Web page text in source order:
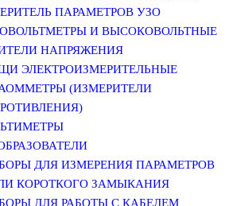
ПАРАМЕТРОВ УЗО
И ВЫСОКОВОЛЬТНЫЕ
НАПРЯЖЕНИЯ
ЭЛЕКТРОИЗМЕРИТЕЛЬНЫЕ
(ИЗМЕРИТЕЛИ
ДЛЯ ИЗМЕРЕНИЯ ПАРАМЕТРОВ
КОРОТКОГО ЗАМЫКАНИЯ
ДЛЯ РАБОТЫ С КАБЕЛЕМ